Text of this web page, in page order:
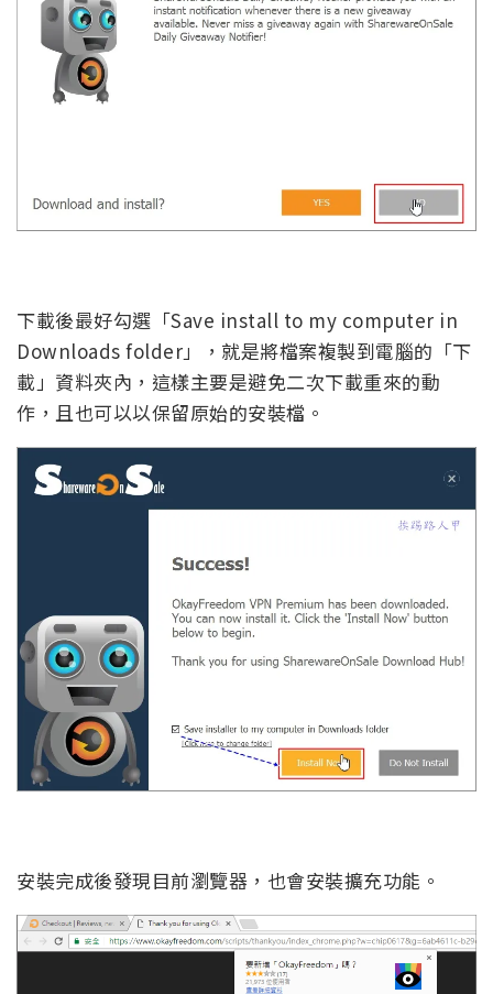
下載後最好勾選「Save install to my computer in
Downloads folder」，就是將檔案複製到電腦的「下
載」資料夾內，這樣主要是避免二次下載重來的動
作，且也可以以保留原始的安裝檔。
安裝完成後發現目前瀏覽器，也會安裝擴充功能。